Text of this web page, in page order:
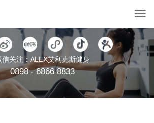
信关注：ALEX艾利克斯健身
0898 - 6866 8833